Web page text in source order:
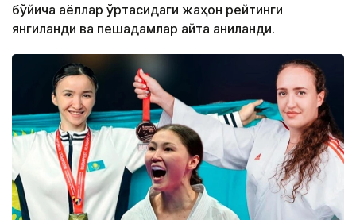
бўйича аёллар ўртасидаги жаҳон рейтинги
янгиланди ва пешқадамлар қайта аниқланди.